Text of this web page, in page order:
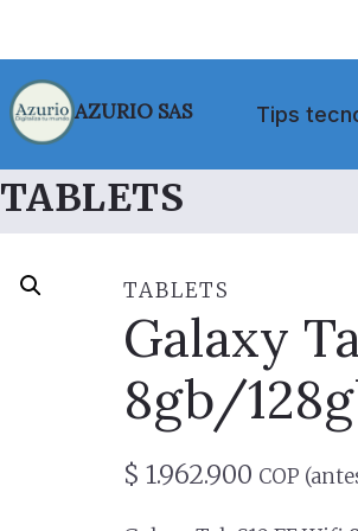
AZURIO SAS Tips
TABLETS
TABLETS
Galaxy
8gb/
$ 1.962.900 COP